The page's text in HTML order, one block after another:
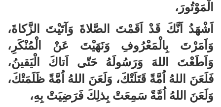
الْمَوْتُورَ،
اَشْهَدُ اَنَّكَ قَدْ اَقَمْتَ الصَّلاةَ وَآتَيْتَ الزَّكاةَ،
وَاَمَرْتَ بِالْمَعْرُوفِ وَنَهَيْتَ عَنْ الْمُنْكَرِ،
وَاَطَعْتَ اللهَ وَرَسُولَهُ حَتّى اَتاكَ الْيَقينُ،
فَلَعَنَ اللهُ اُمَّةً قَتَلَتْكَ، وَلَعَنَ اللهُ اُمَّةً ظَلَمَتْكَ،
وَلَعَنَ اللهُ اُمَّةً سَمِعَتْ بِذلِكَ فَرَضِيَتْ بِهِ،